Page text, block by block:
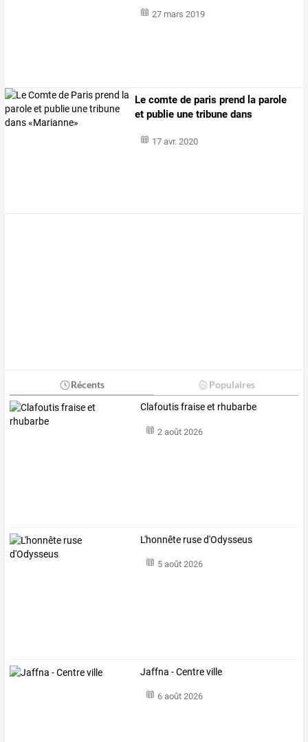
27 mars 2019
Le comte de paris prend la parole
et publie une tribune dans
17 avr. 2020
Récents Populaires
Clafoutis fraise et rhubarbe
2 août 2026
L'honnête ruse d'Odysseus
5 août 2026
Jaffna - Centre ville
6 août 2026